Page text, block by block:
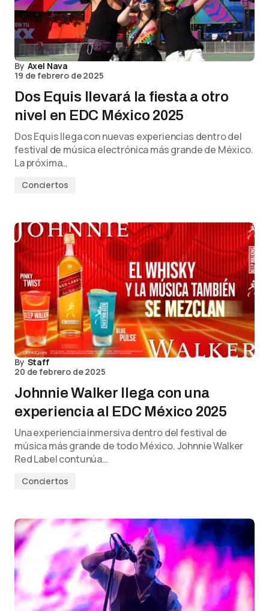
By Axel Nava
19 de febrero de 2025
Dos Equis llevará la fiesta a otro
nivel en EDC México 2025
Dos Equis llega con nuevas experiencias dentro del
festival de música electrónica más grande de México.
La próxima…
Conciertos
By Staff
20 de febrero de 2025
Johnnie Walker llega con una
experiencia al EDC México 2025
Una experiencia inmersiva dentro del festival de
música más grande de todo México. Johnnie Walker
Red Label contunúa…
Conciertos